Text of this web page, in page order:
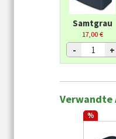
Samtgrau
17,00 €
- +
Verwandte
%